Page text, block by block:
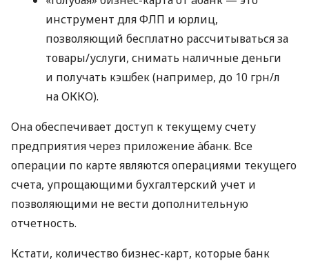
инструмент для ФЛП и юрлиц,
позволяющий бесплатно рассчитываться за
товары/услуги, снимать наличные деньги
и получать кэшбек (например, до 10 грн/л
на ОККО).
Она обеспечивает доступ к текущему счету
предприятия через приложение àбанк. Все
операции по карте являются операциями текущего
счета, упрощающими бухгалтерский учет и
позволяющими не вести дополнительную
отчетность.
Кстати, количество бизнес-карт, которые банк